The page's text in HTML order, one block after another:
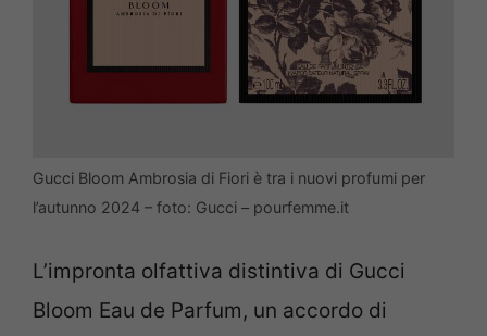
Gucci Bloom Ambrosia di Fiori è tra i nuovi profumi per
l’autunno 2024 – foto: Gucci – pourfemme.it
L’impronta olfattiva distintiva di Gucci
Bloom Eau de Parfum, un accordo di